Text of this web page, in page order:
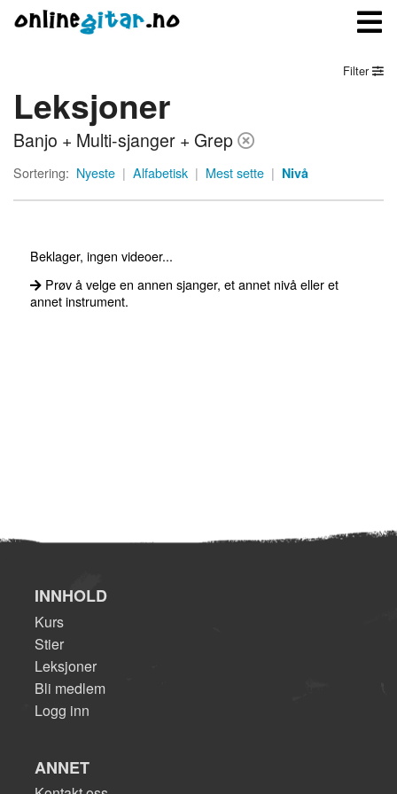
Meny
Logg inn
Filter
Leksjoner
Banjo + Multi-sjanger + Grep
Sortering: Nyeste | Alfabetisk | Mest sette | Nivå
Beklager, ingen videoer...
Prøv å velge en annen sjanger, et annet nivå eller et
annet instrument.
INNHOLD
Kurs
Stier
Leksjoner
Bli medlem
Logg inn
ANNET